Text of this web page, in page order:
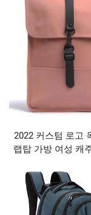
2022 커스텀 로고
랩탑 가방 여성 캐
장 도매